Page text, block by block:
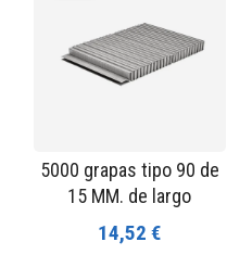
5000 grapas tipo 90 de
15 MM. de largo
14,52 €